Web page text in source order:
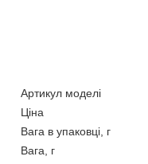
Артикул моделі
Ціна
Вага в упаковці, г
Вага, г